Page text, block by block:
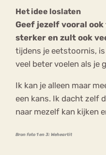
Het idee loslaten
Geef jezelf vooral
sterker en zult ook
tijdens je eetstoornis,
veel beter voelen als je
Ik kan je alleen maar
een kans. Ik dacht zelf
naar mezelf kan kijken
Bron foto 1 en 3: Weheartit